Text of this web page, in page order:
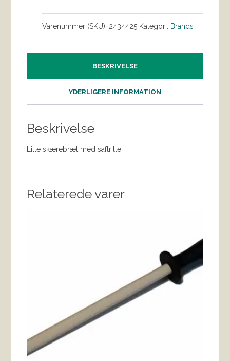
Varenummer (SKU): 2434425 Kategori: Brands
BESKRIVELSE
YDERLIGERE INFORMATION
Beskrivelse
Lille skærebræt med saftrille
Relaterede varer